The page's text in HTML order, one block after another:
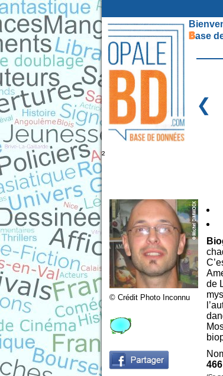
Base
❮
²
© Crédit Photo Inconnu
de
466